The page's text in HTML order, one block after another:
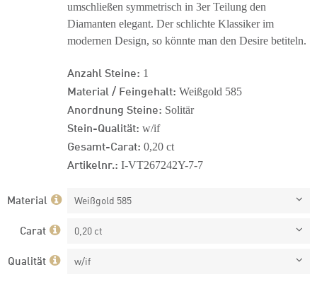
umschließen symmetrisch in 3er Teilung den
Diamanten elegant. Der schlichte Klassiker im
modernen Design, so könnte man den Desire betiteln.
Anzahl Steine: 1
Material / Feingehalt: Weißgold 585
Anordnung Steine: Solitär
Stein-Qualität: w/if
Gesamt-Carat: 0,20 ct
Artikelnr.: I-VT267242Y-7-7
Material Weißgold 585
Carat 0,20 ct
Qualität w/if